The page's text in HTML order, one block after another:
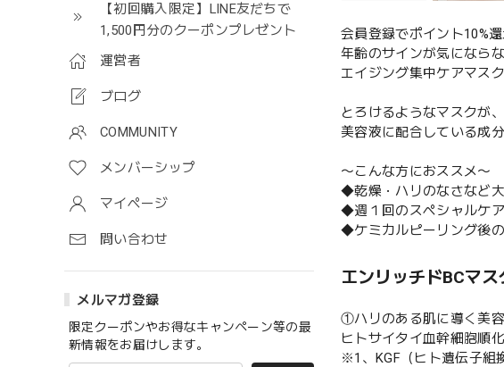
【初回購入限定】LINE友だちで
1,500円分のクーポンプレゼント
運営者
ブログ
COMMUNITY
メンバーシップ
マイページ
問い合わせ
メルマガ登録
限定クーポンやお得なキャンペーン等の最
新情報をお届けします。
会員登録でポイント10%
年齢のサインが気になら
エイジング集中ケアマスク
とろけるようなマスクが
美容液に配合している成
〜こんな方におススメ〜
◆乾燥・ハリのなさなど
◆週１回のスペシャルケア
◆ケミカルピーリング後
エンリッチドBCマ
①ハリのある肌に導く美
ヒトサイタイ血幹細胞順
※1、KGF（ヒト遺伝子